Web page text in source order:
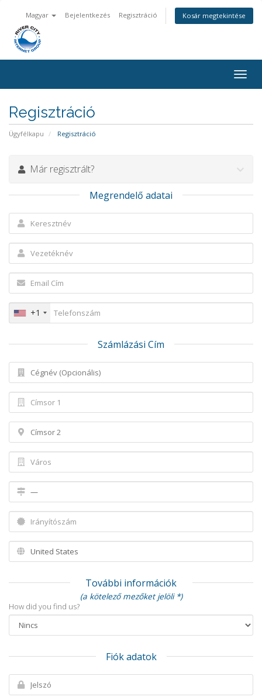
Magyar Bejelentkezés Regisztráció Kosár megtekintése
a
Regisztráció
Ügyfélkapu Regisztráció
Már regisztrált?
Megrendelő adatai
+1
Számlázási Cím
További információk
(a kötelező mezőket jelöli *)
How did you find us?
Fiók adatok